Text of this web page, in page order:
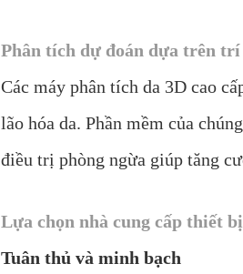
Phân tích dự đoán dựa trên trí
Các máy phân tích da 3D cao
lão hóa da. Phần mềm của
điều trị phòng ngừa giúp tăng
Lựa chọn nhà cung cấp thiết
Tuân thủ và minh bạch